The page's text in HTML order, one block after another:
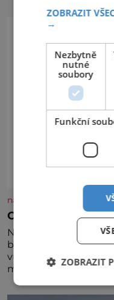
nasehvezdy.cz
Osamělá herečka
Nedávno se povídalo,
blízkého přítele, který
vůbec pravda? V
ZOBRAZIT
→
Nezbytně
nutné
soubory
Funkční
ZOBRAZIT